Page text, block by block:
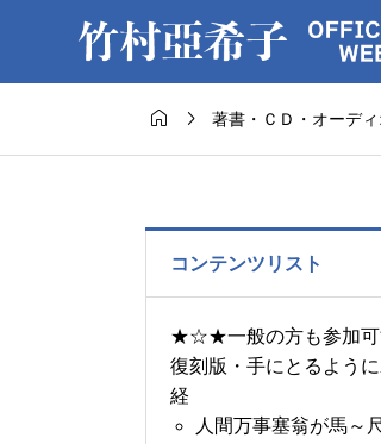
  著書・ＣＤ・オーデ
コンテンツリスト
★☆★一般の方も参加可
復刻版・手にとるよう
経
人間万事塞翁が馬～